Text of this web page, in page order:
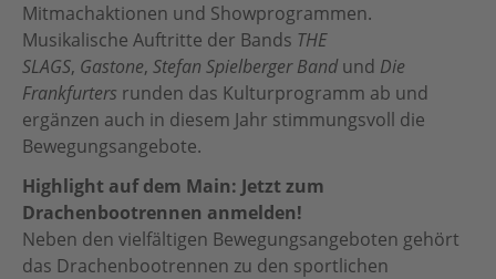
Mitmachaktionen und Showprogrammen.
Musikalische Auftritte der Bands THE
SLAGS, Gastone, Stefan Spielberger Bandund Die
Frankfurters runden das Kulturprogramm ab und
ergänzen auch in diesem Jahr stimmungsvoll die
Bewegungsangebote.
Highlight auf dem Main: Jetzt zum
Drachenbootrennen anmelden!
Neben den vielfältigen Bewegungsangeboten gehört
das Drachenbootrennen zu den sportlichen